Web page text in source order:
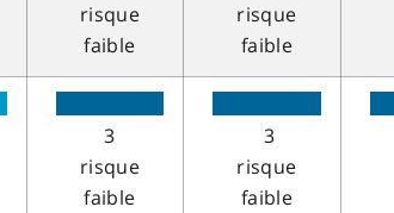
risque
faible
risque
faible
3
risque
faible
3
risque
faible